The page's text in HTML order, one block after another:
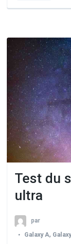
Test du
ultra
par
Galaxy A,